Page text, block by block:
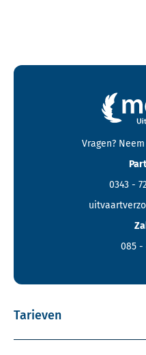
Contactgegevens en footer
Vragen?
0343 -
085 -
Tarieven